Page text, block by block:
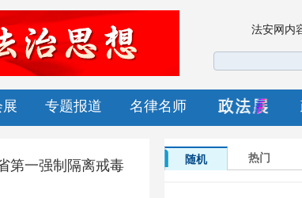
法安网内
专题报道 名律名师
第一强制隔离戒毒
随机 热门